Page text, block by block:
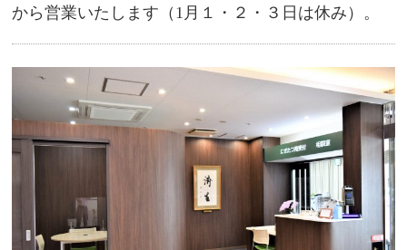
から営業いたします（1月１・２・３日は休み）。